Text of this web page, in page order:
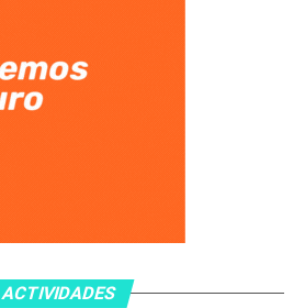
ACTIVIDADES